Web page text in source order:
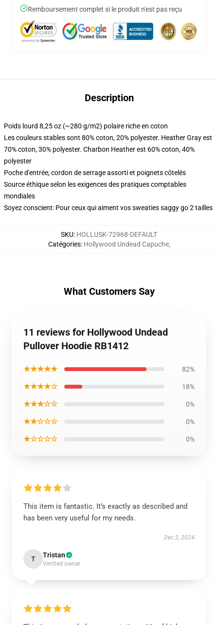
Remboursement complet si le produit n'est pas reçu
Description
Poids lourd 8,25 oz (~280 g/m2) polaire riche en coton
Les couleurs stables sont 80% coton, 20% polyester. Heather Gray est
70% coton, 30% polyester. Charbon Heather est 60% coton, 40%
polyester
Poche d'entrée, cordon de serrage assorti et poignets côtelés
Source éthique selon les exigences des pratiques comptables
mondiales
Soyez conscient: Pour ceux qui aiment vos sweaties saggy go 2 tailles
SKU: HOLLUSK-72968-DEFAULT
Catégories: Hollywood Undead Capuche,
What Customers Say
11 reviews for Hollywood Undead
Pullover Hoodie RB1412
★★★★★ 82%
★★★★☆ 18%
★★★☆☆ 0%
★★☆☆☆ 0%
★☆☆☆☆ 0%
This item is fantastic. It’s exactly as described and
has been very useful for my needs.
Dec 2, 2024
T Tristan
Verified owner